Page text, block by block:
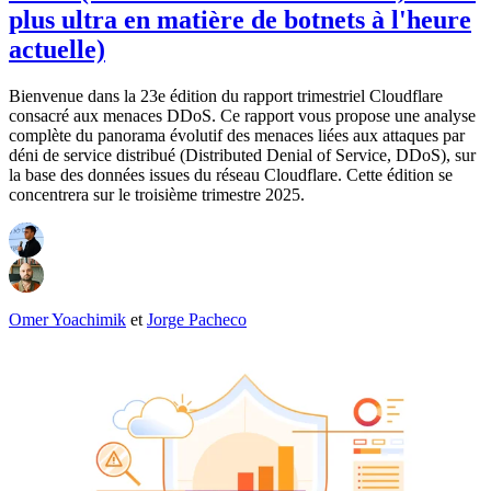
plus ultra en matière de botnets à l'heure
actuelle)
Bienvenue dans la 23e édition du rapport trimestriel Cloudflare
consacré aux menaces DDoS. Ce rapport vous propose une analyse
complète du panorama évolutif des menaces liées aux attaques par
déni de service distribué (Distributed Denial of Service, DDoS), sur
la base des données issues du réseau Cloudflare. Cette édition se
concentrera sur le troisième trimestre 2025.
Omer Yoachimik et Jorge Pacheco